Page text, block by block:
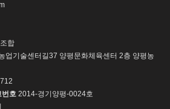
합
업기술센터길37 양평문화체육센터 2층 양평농
번호 2014-경기양평-0024호